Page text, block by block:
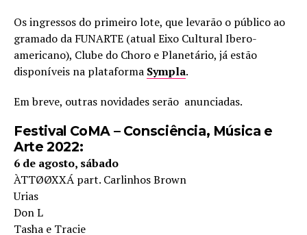
Os ingressos do primeiro lote, que levarão o público ao
gramado da FUNARTE (atual Eixo Cultural Ibero-
americano), Clube do Choro e Planetário, já estão
disponíveis na plataforma Sympla.
Em breve, outras novidades serão anunciadas.
Festival CoMA – Consciência, Música e
Arte 2022:
6 de agosto, sábado
ÀTTØØXXÁ part. Carlinhos Brown
Urias
Don L
Tasha e Tracie